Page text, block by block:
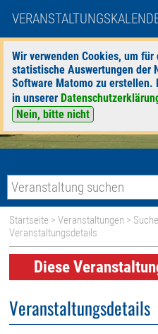
Wir verwenden Cookies, um
statistische Auswertungen der
Software Matomo zu
in unserer
Nein, bitte nicht
Startseite >Veranstaltungen > Suche
Veranstaltungsdetails
Diese
Veranstaltungsdetails